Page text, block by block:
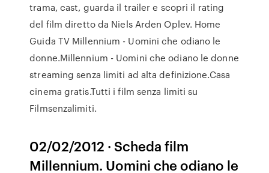
trama, cast, guarda il trailer e scopri il rating
del film diretto da Niels Arden Oplev. Home
Guida TV Millennium - Uomini che odiano le
donne.Millennium - Uomini che odiano le donne
streaming senza limiti ad alta definizione.Casa
cinema gratis.Tutti i film senza limiti su
Filmsenzalimiti.
02/02/2012 · Scheda film
Millennium. Uomini che odiano le